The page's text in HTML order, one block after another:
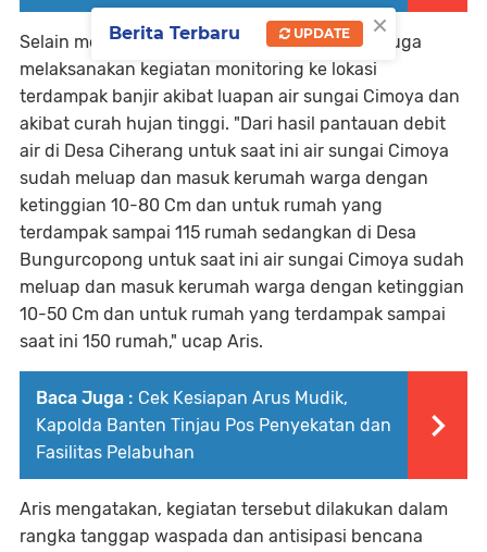
Selain membagikan paket sembako personel juga
melaksanakan kegiatan monitoring ke lokasi
terdampak banjir akibat luapan air sungai Cimoya dan
akibat curah hujan tinggi. "Dari hasil pantauan debit
air di Desa Ciherang untuk saat ini air sungai Cimoya
sudah meluap dan masuk kerumah warga dengan
ketinggian 10-80 Cm dan untuk rumah yang
terdampak sampai 115 rumah sedangkan di Desa
Bungurcopong untuk saat ini air sungai Cimoya sudah
meluap dan masuk kerumah warga dengan ketinggian
10-50 Cm dan untuk rumah yang terdampak sampai
saat ini 150 rumah," ucap Aris.
Baca Juga : Cek Kesiapan Arus Mudik,
Kapolda Banten Tinjau Pos Penyekatan dan
Fasilitas Pelabuhan
Aris mengatakan, kegiatan tersebut dilakukan dalam
rangka tanggap waspada dan antisipasi bencana
×
Berita Terbaru UPDATE